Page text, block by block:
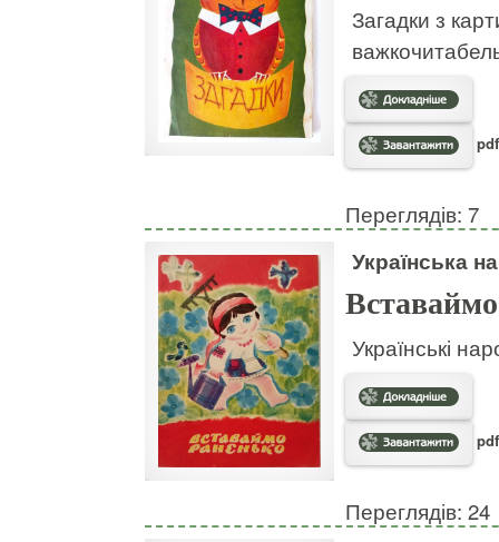
Загадки з
Переглядів: 7
Українська
Українські
Переглядів: 24